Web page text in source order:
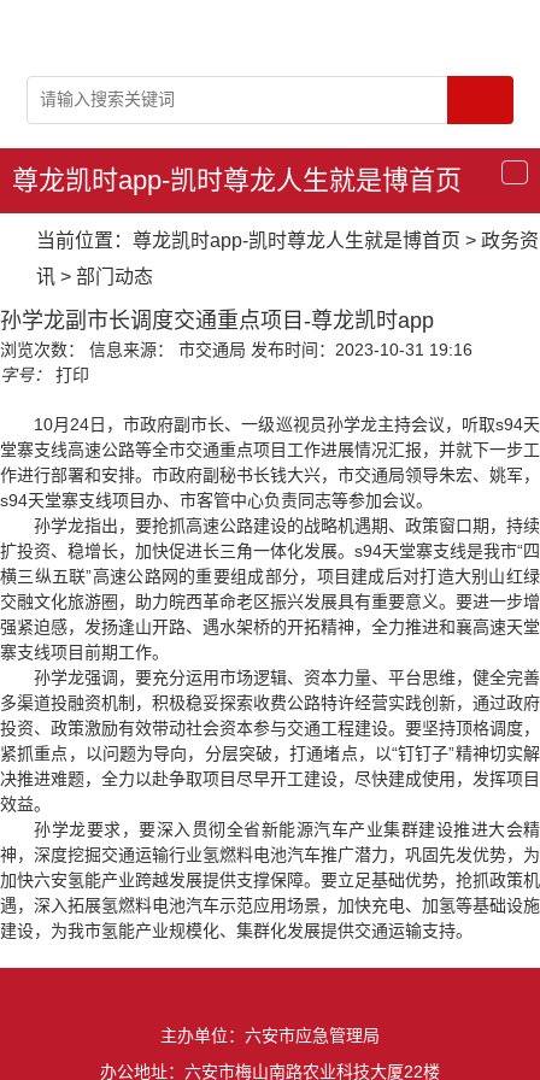
尊龙凯时app-凯时尊龙人生就是博首页
导
航
当前位置： 尊龙凯时app-凯时尊龙人生就是博首页 > 政务资
讯 > 部门动态
孙学龙副市长调度交通重点项目-尊龙凯时app
浏览次数： 信息来源： 市交通局 发布时间：2023-10-31 19:16
字号：
打印
10月24日，市政府副市长、一级巡视员孙学龙主持会议，听取s94天
堂寨支线高速公路等全市交通重点项目工作进展情况汇报，并就下一步工
作进行部署和安排。市政府副秘书长钱大兴，市交通局领导朱宏、姚军，
s94天堂寨支线项目办、市客管中心负责同志等参加会议。
孙学龙指出，要抢抓高速公路建设的战略机遇期、政策窗口期，持续
扩投资、稳增长，加快促进长三角一体化发展。s94天堂寨支线是我市“四
横三纵五联”高速公路网的重要组成部分，项目建成后对打造大别山红绿
交融文化旅游圈，助力皖西革命老区振兴发展具有重要意义。要进一步增
强紧迫感，发扬逢山开路、遇水架桥的开拓精神，全力推进和襄高速天堂
寨支线项目前期工作。
孙学龙强调，要充分运用市场逻辑、资本力量、平台思维，健全完善
多渠道投融资机制，积极稳妥探索收费公路特许经营实践创新，通过政府
投资、政策激励有效带动社会资本参与交通工程建设。要坚持顶格调度，
紧抓重点，以问题为导向，分层突破，打通堵点，以“钉钉子”精神切实解
决推进难题，全力以赴争取项目尽早开工建设，尽快建成使用，发挥项目
效益。
孙学龙要求，要深入贯彻全省新能源汽车产业集群建设推进大会精
神，深度挖掘交通运输行业氢燃料电池汽车推广潜力，巩固先发优势，为
加快六安氢能产业跨越发展提供支撑保障。要立足基础优势，抢抓政策机
遇，深入拓展氢燃料电池汽车示范应用场景，加快充电、加氢等基础设施
建设，为我市氢能产业规模化、集群化发展提供交通运输支持。
主办单位：六安市应急管理局
办公地址：六安市梅山南路农业科技大厦22楼